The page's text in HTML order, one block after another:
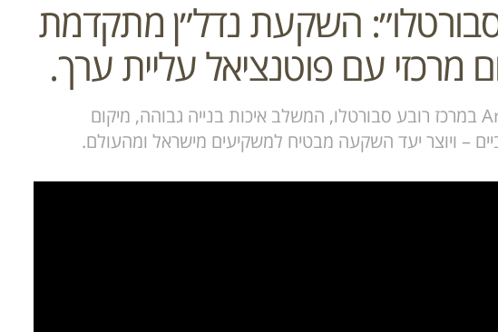
סבורטלו״: השקעת נדל״ן מתקדמת
מרכזי עם פוטנציאל עליית ערך.
פרויקט מגורים יוקרתי מבית Archi במרכז רובע סבורטלו, המשלב איכות בנייה גבוהה, מיקום
– ויוצר יעד השקעה מבטיח למשקיעים מישראל ומהעולם.